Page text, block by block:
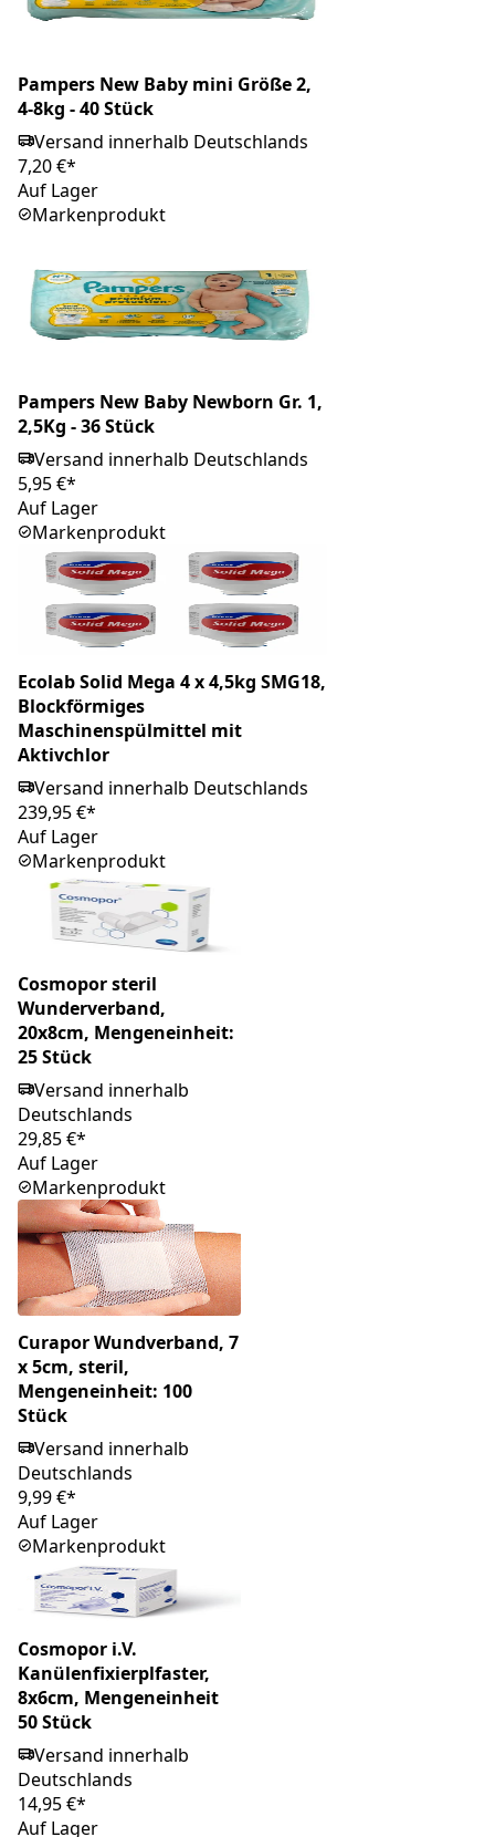
Pampers New Baby mini Größe 2,
4-8kg - 40 Stück
Versand innerhalb Deutschlands
7,20 €*
Auf Lager
Markenprodukt
Pampers New Baby Newborn Gr. 1,
2,5Kg - 36 Stück
Versand innerhalb Deutschlands
5,95 €*
Auf Lager
Markenprodukt
Ecolab Solid Mega 4 x 4,5kg SMG18,
Blockförmiges
Maschinenspülmittel mit
Aktivchlor
Versand innerhalb Deutschlands
239,95 €*
Auf Lager
Markenprodukt
Cosmopor steril
Wunderverband,
20x8cm, Mengeneinheit:
25 Stück
Versand innerhalb
Deutschlands
29,85 €*
Auf Lager
Markenprodukt
Curapor Wundverband, 7
x 5cm, steril,
Mengeneinheit: 100
Stück
Versand innerhalb
Deutschlands
9,99 €*
Auf Lager
Markenprodukt
Cosmopor i.V.
Kanülenfixierplfaster,
8x6cm, Mengeneinheit
50 Stück
Versand innerhalb
Deutschlands
14,95 €*
Auf Lager